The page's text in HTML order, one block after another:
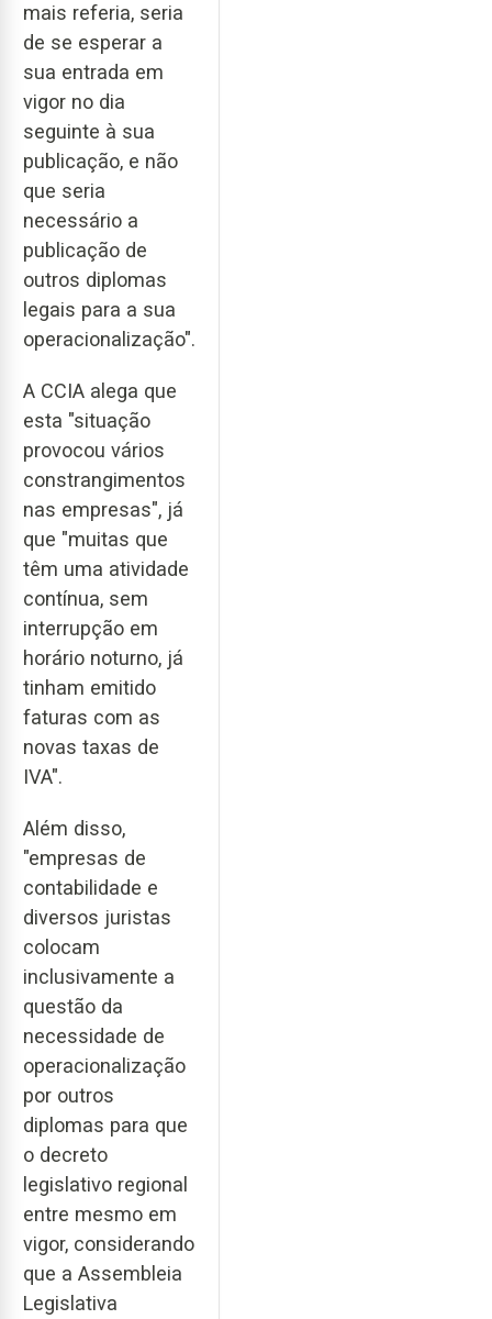
mais referia, seria
de se esperar a
sua entrada em
vigor no dia
seguinte à sua
publicação, e não
que seria
necessário a
publicação de
outros diplomas
legais para a sua
operacionalização".
A CCIA alega que
esta "situação
provocou vários
constrangimentos
nas empresas", já
que "muitas que
têm uma atividade
contínua, sem
interrupção em
horário noturno, já
tinham emitido
faturas com as
novas taxas de
IVA".
Além disso,
"empresas de
contabilidade e
diversos juristas
colocam
inclusivamente a
questão da
necessidade de
operacionalização
por outros
diplomas para que
o decreto
legislativo regional
entre mesmo em
vigor, considerando
que a Assembleia
Legislativa